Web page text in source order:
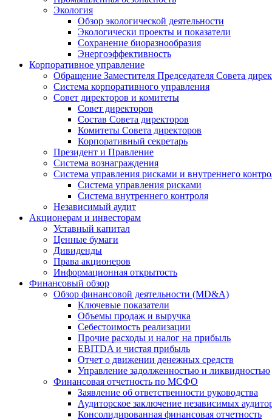
Экология
Обзор экологической деятельности
Экологически проекты и показатели
Сохранение биоразнообразия
Энергоэффективность
Корпоративное управление
Обращение Заместителя Председателя Совета
Система корпоративного управления
Совет директоров и комитеты
Совет директоров
Состав Совета директоров
Комитеты Совета директоров
Корпоративный секретарь
Президент и Правление
Система вознаграждения
Система управления рисками и внутреннего
Система управления рисками
Система внутреннего контроля
Независимый аудит
Акционерам и инвесторам
Уставный капитал
Ценные бумаги
Дивиденды
Права акционеров
Информационная открытость
Финансовый обзор
Обзор финансовой деятельности (MD&A)
Ключевые показатели
Объемы продаж и выручка
Себестоимость реализации
Прочие расходы и налог на прибыль
EBITDA и чистая прибыль
Отчет о движении денежных средств
Управление задолженностью и ликвидностью
Финансовая отчетность по МСФО
Заявление об ответственности руководства
Аудиторское заключение независимых
Консолидированная финансовая отчетность